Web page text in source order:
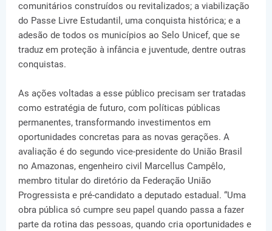
comunitários construídos ou revitalizados; a viabilização
do Passe Livre Estudantil, uma conquista histórica; e a
adesão de todos os municípios ao Selo Unicef, que se
traduz em proteção à infância e juventude, dentre outras
conquistas.
As ações voltadas a esse público precisam ser tratadas
como estratégia de futuro, com políticas públicas
permanentes, transformando investimentos em
oportunidades concretas para as novas gerações. A
avaliação é do segundo vice-presidente do União Brasil
no Amazonas, engenheiro civil Marcellus Campêlo,
membro titular do diretório da Federação União
Progressista e pré-candidato a deputado estadual. “Uma
obra pública só cumpre seu papel quando passa a fazer
parte da rotina das pessoas, quando cria oportunidades e